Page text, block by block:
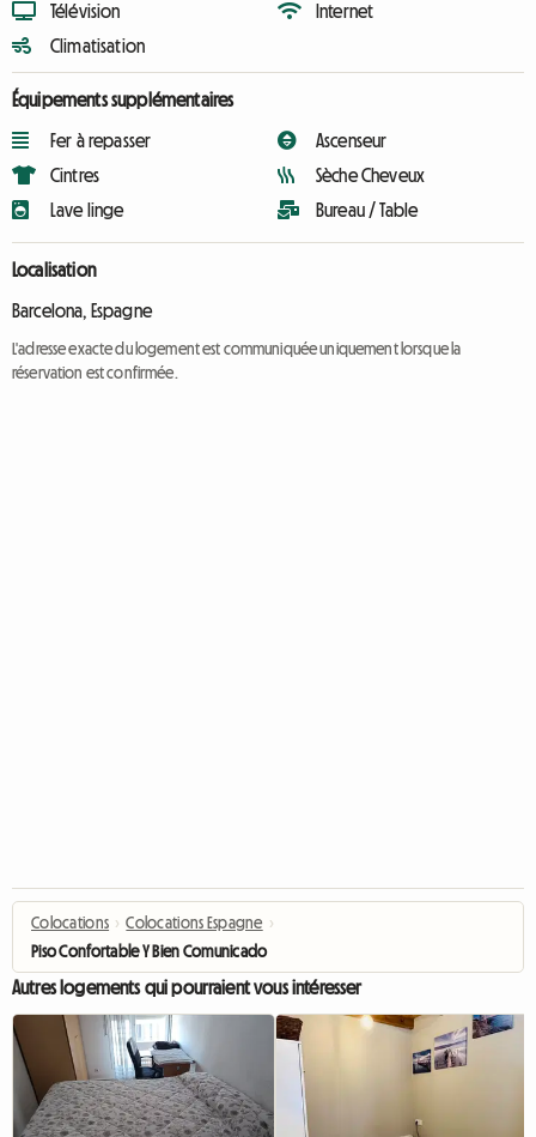
Télévision
Climatisation
Internet
Équipements supplémentaires
Fer à repasser
Cintres
Lave linge
Ascenseur
Sèche Cheveux
Bureau / Table
Localisation
Barcelona, Espagne
L'adresse exacte du logement est communiquée uniquement lorsque la
réservation est confirmée.
Colocations › Colocations Espagne ›
Piso Confortable Y Bien Comunicado
Autres logements qui pourraient vous intéresser